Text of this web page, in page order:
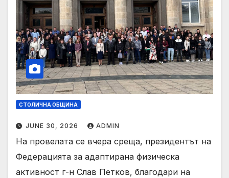
СТОЛИЧНА ОБЩИНА
JUNE 30, 2026 ADMIN
На провелата се вчера среща, президентът на
Федерацията за адаптирана физическа
активност г-н Слав Петков, благодари на